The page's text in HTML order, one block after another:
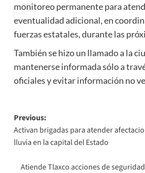
monitoreo permanente para
eventualidad adicional, en
fuerzas estatales, durante las
También se hizo un llamado a la
mantenerse informada sólo a
oficiales y evitar información no
Post
navigation
Previous:
Activan brigadas para atender
lluvia en la capital del Estado
Atiende Tlaxco acciones de